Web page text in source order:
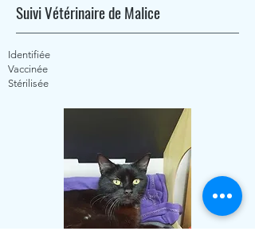
Suivi Vétérinaire de Malice
Identifiée
Vaccinée
Stérilisée